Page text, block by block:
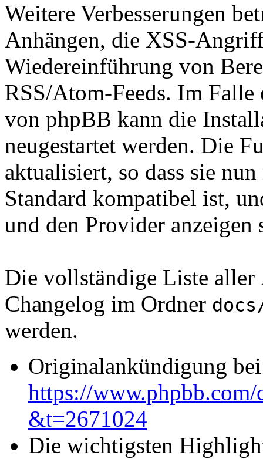
Weitere Verbesserungen
Anhängen, die XSS-
Wiedereinführung von
RSS/Atom-Feeds. Im
von phpBB kann die
neugestartet werden. Die
aktualisiert, so dass sie
Standard kompatibel ist,
und den Provider anzeigen
Die vollständige Liste
Changelog im Ordner
werden.
Originalankündigung
https://
&t=2671024
Die wichtigsten